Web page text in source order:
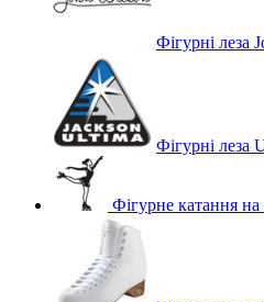
Фігурні леза
Фігурні леза
Фігурне катання